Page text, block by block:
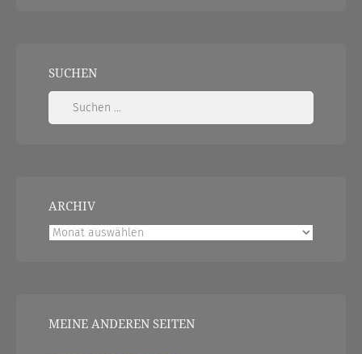
SUCHEN
Suchen
ARCHIV
Archiv
MEINE ANDEREN SEITEN